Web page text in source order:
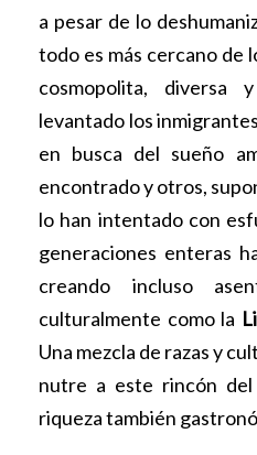
a pesar de lo
todo es más cercano de
cosmopolita, diversa
levantado los
en busca del sueño
encontrado y otros,
lo han intentado con
generaciones enteras
creando incluso
culturalmente como la
Una mezcla de razas y
nutre a este rincón
riqueza también